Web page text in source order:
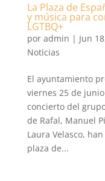
La Plaza de
y música para
LGTBQ+
por admin | Jun
Noticias
El ayuntamiento
viernes 25 de
concierto del grupo
de Rafal, Manuel
Laura Velasco,
plaza de...